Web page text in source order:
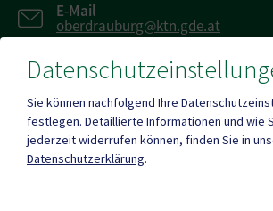
E-Mail
oberdrauburg@ktn.gde.at
04710 2249-16
Sie können nachfolgend Ihre
festlegen. Detaillierte Informationen und wie
jederzeit widerrufen können, finden Sie in
Datenschutzerklärung.